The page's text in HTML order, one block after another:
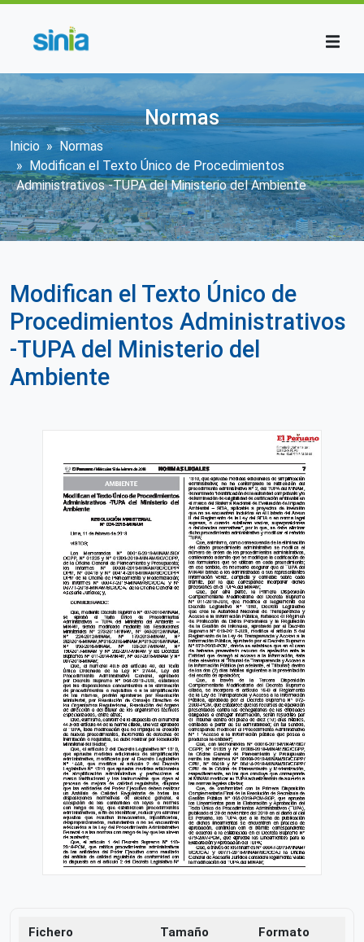
Normas
Sobrescribir enlaces de ayuda a la
Inicio
Normas
Modifican el Texto Único de Procedimientos
Administrativos -TUPA del Ministerio del Ambiente
Modifican el Texto Único de
Procedimientos Administrativos
-TUPA del Ministerio del
Ambiente
Fichero Tamaño
Formato